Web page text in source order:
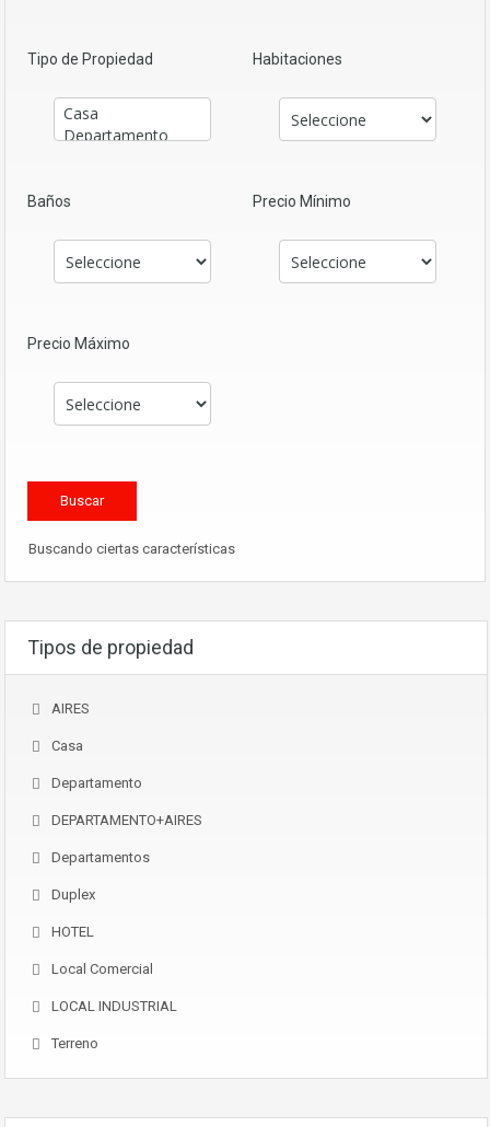
Tipo de Propiedad Habitaciones
Baños Precio Mínimo
Precio Máximo
Buscando ciertas características
Tipos de propiedad
AIRES
Casa
Departamento
DEPARTAMENTO+AIRES
Departamentos
Duplex
HOTEL
Local Comercial
LOCAL INDUSTRIAL
Terreno